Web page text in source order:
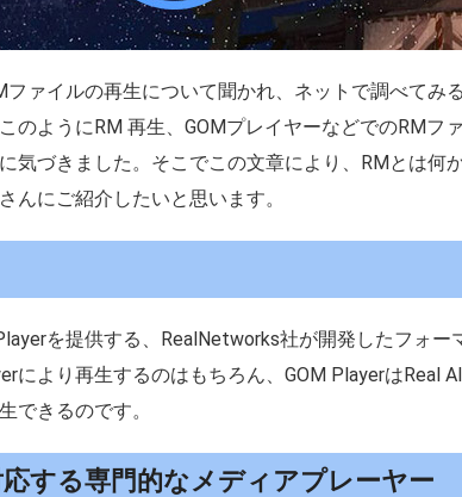
ファイルの再生について聞かれ、ネットで調べてみ
のようにRM 再生、GOMプレイヤーなどでのRMフ
気づきました。そこでこの文章により、RMとは何
んにご紹介したいと思います。
を提供する、RealNetworks社が開発したフォ
により再生するのはもちろん、GOM PlayerはReal
できるのです。
応する専門的なメディアプレーヤー